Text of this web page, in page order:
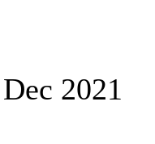
2021